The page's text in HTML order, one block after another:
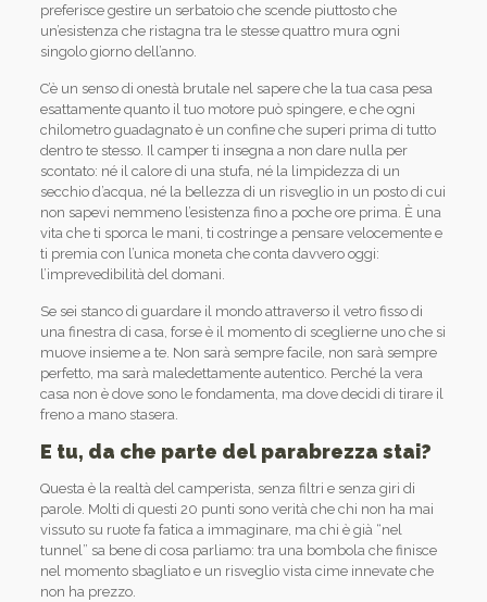
preferisce gestire un serbatoio che scende piuttosto che
un’esistenza che ristagna tra le stesse quattro mura ogni
singolo giorno dell’anno.
C’è un senso di onestà brutale nel sapere che la tua casa pesa
esattamente quanto il tuo motore può spingere, e che ogni
chilometro guadagnato è un confine che superi prima di tutto
dentro te stesso. Il camper ti insegna a non dare nulla per
scontato: né il calore di una stufa, né la limpidezza di un
secchio d’acqua, né la bellezza di un risveglio in un posto di cui
non sapevi nemmeno l’esistenza fino a poche ore prima. È una
vita che ti sporca le mani, ti costringe a pensare velocemente e
ti premia con l’unica moneta che conta davvero oggi:
l’imprevedibilità del domani.
Se sei stanco di guardare il mondo attraverso il vetro fisso di
una finestra di casa, forse è il momento di sceglierne uno che si
muove insieme a te. Non sarà sempre facile, non sarà sempre
perfetto, ma sarà maledettamente autentico. Perché la vera
casa non è dove sono le fondamenta, ma dove decidi di tirare il
freno a mano stasera.
E tu, da che parte del parabrezza stai?
Questa è la realtà del camperista, senza filtri e senza giri di
parole. Molti di questi 20 punti sono verità che chi non ha mai
vissuto su ruote fa fatica a immaginare, ma chi è già “nel
tunnel” sa bene di cosa parliamo: tra una bombola che finisce
nel momento sbagliato e un risveglio vista cime innevate che
non ha prezzo.